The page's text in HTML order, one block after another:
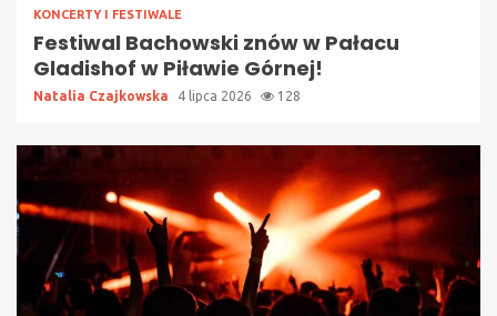
KONCERTY I FESTIWALE
Festiwal Bachowski znów w Pałacu
Gladishof w Piławie Górnej!
Natalia Czajkowska 4 lipca 2026 128